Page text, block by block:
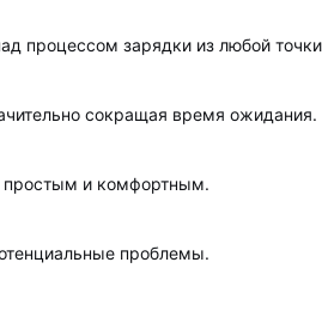
процессом зарядки из любой
сокращая время ожидания.
простым и комфортным.
проблемы.